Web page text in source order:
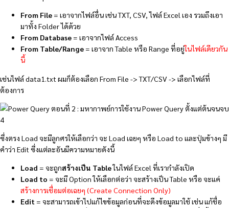
From File = เอาจากไฟล์อื่น เช่น TXT, CSV, ไฟล์ Excel เอง รวมถึงเอา
มาทั้ง Folder ได้ด้วย
From Database = เอาจากไฟล์ Access
From Table/Range = เอาจาก Table หรือ Range ที่อยู่ในไฟล์เดียวกัน
นี้
เช่นไฟล์ data1.txt ผมก็ต้องเลือก From File -> TXT/CSV -> เลือกไฟล์ที่
ต้องการ
ซึ่งตรง Load จะมีลูกศรให้เลือกว่า จะ Load เฉยๆ หรือ Load to และปุ่มข้างๆ มี
คำว่า Edit ซึ่งแต่ละอันมีความหมายดังนี้
Load = จะถูกสร้างเป็น Tableในไฟล์ Excel ที่เรากำลังเปิด
Load to = จะมี Option ให้เลือกต่อว่า จะสร้างเป็น Table หรือ จะแค่
สร้างการเชื่อมต่อเฉยๆ (Create Connection Only)
Edit = จะสามารถเข้าไปแก้ไขข้อมูลก่อนที่จะดึงข้อมูลมาใช้ เช่น แก้ชื่อ